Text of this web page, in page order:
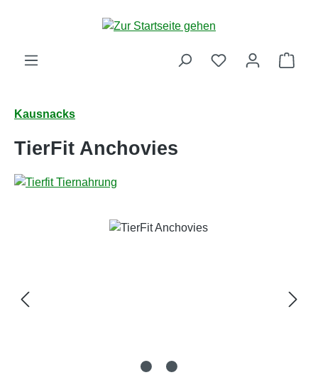
Zum Hauptinhalt springen
Kausnacks
TierFit Anchovies
Bildergalerie überspringen